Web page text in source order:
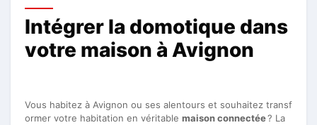
Intégrer la domotique dans
votre maison à Avignon
Vous habitez à Avignon ou ses alentours et souhaitez transf
ormer votre habitation en véritable maison connectée? La